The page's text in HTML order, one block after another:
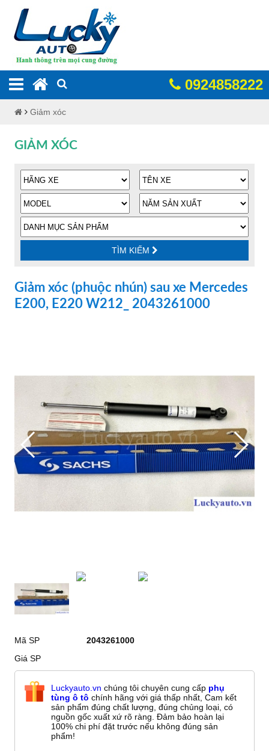
0924858222
Giảm xóc
GIẢM XÓC
TÌM KIẾM
Giảm xóc (phuộc nhún) sau xe Mercedes
E200, E220 W212_ 2043261000
Mã SP
2043261000
Giá SP
Luckyauto.vn chúng tôi chuyên cung cấp phụ
tùng ô tô chính hãng với giá thấp nhất, Cam kết
sản phẩm đúng chất lượng, đúng chủng loại, có
nguồn gốc xuất xứ rõ ràng. Đảm bảo hoàn lại
100% chi phí đặt trước nếu không đúng sản
phẩm!